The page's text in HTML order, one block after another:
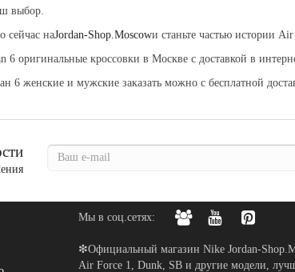
выбор.
сейчас наJordan-Shop.Moscowи станьте частью истории Air
оригинальные кроссовки в Москве с доставкой в
6 женские и мужские заказать можно с бесплатной
Мы в соц.сетях:
❇Официальный магазин Nike Jordan-
Air Force 1, Dunk, SB и другие модели,